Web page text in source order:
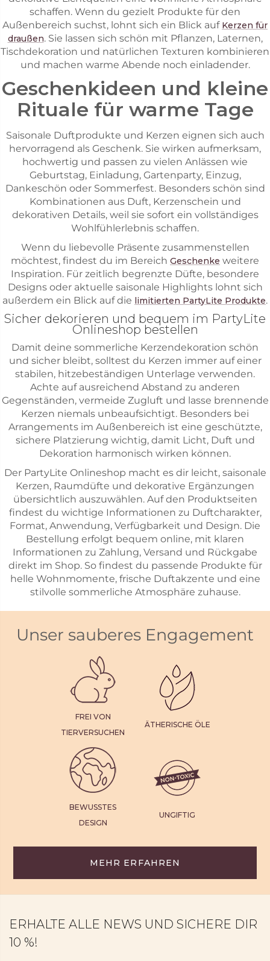
schaffen. Wenn du gezielt Produkte für den
Außenbereich suchst, lohnt sich ein Blick auf Kerzen für
draußen. Sie lassen sich schön mit Pflanzen, Laternen,
Tischdekoration und natürlichen Texturen kombinieren
und machen warme Abende noch einladender.
Geschenkideen und kleine
Rituale für warme Tage
Saisonale Duftprodukte und Kerzen eignen sich auch
hervorragend als Geschenk. Sie wirken aufmerksam,
hochwertig und passen zu vielen Anlässen wie
Geburtstag, Einladung, Gartenparty, Einzug,
Dankeschön oder Sommerfest. Besonders schön sind
Kombinationen aus Duft, Kerzenschein und
dekorativen Details, weil sie sofort ein vollständiges
Wohlfühlerlebnis schaffen.
Wenn du liebevolle Präsente zusammenstellen
möchtest, findest du im Bereich Geschenke weitere
Inspiration. Für zeitlich begrenzte Düfte, besondere
Designs oder aktuelle saisonale Highlights lohnt sich
außerdem ein Blick auf die limitierten PartyLite Produkte.
Sicher dekorieren und bequem im PartyLite
Onlineshop bestellen
Damit deine sommerliche Kerzendekoration schön
und sicher bleibt, solltest du Kerzen immer auf einer
stabilen, hitzebeständigen Unterlage verwenden.
Achte auf ausreichend Abstand zu anderen
Gegenständen, vermeide Zugluft und lasse brennende
Kerzen niemals unbeaufsichtigt. Besonders bei
Arrangements im Außenbereich ist eine geschützte,
sichere Platzierung wichtig, damit Licht, Duft und
Dekoration harmonisch wirken können.
Der PartyLite Onlineshop macht es dir leicht, saisonale
Kerzen, Raumdüfte und dekorative Ergänzungen
übersichtlich auszuwählen. Auf den Produktseiten
findest du wichtige Informationen zu Duftcharakter,
Format, Anwendung, Verfügbarkeit und Design. Die
Bestellung erfolgt bequem online, mit klaren
Informationen zu Zahlung, Versand und Rückgabe
direkt im Shop. So findest du passende Produkte für
helle Wohnmomente, frische Duftakzente und eine
stilvolle sommerliche Atmosphäre zuhause.
Unser sauberes Engagement
FREI VON
TIERVERSUCHEN
ÄTHERISCHE ÖLE
BEWUSSTES
DESIGN
UNGIFTIG
MEHR ERFAHREN
ERHALTE ALLE NEWS UND SICHERE DIR
10 %!